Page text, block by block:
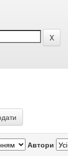
Автори